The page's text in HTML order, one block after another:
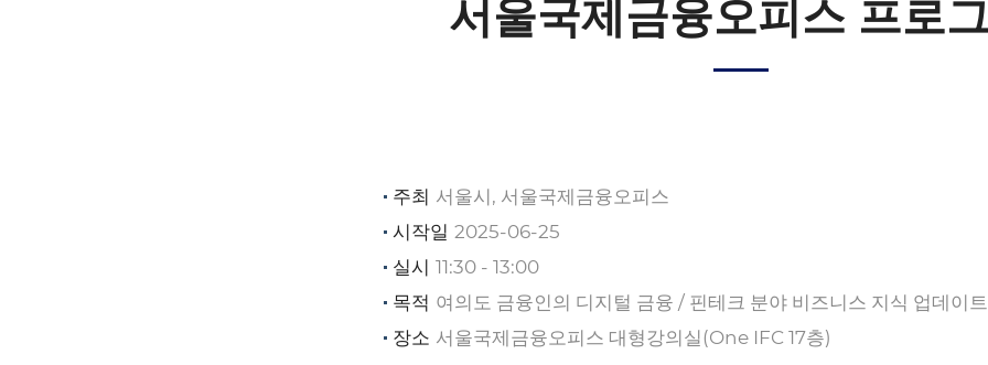
서울국제금융오피스 프로
주최 서울시, 서울국제금융오피스
시작일 2025-06-25
실시 11:30 - 13:00
목적 여의도 금융인의 디지털 금융 / 핀테크 분야 비즈니스 지식 업데이트
장소 서울국제금융오피스 대형강의실(One IFC 17층)